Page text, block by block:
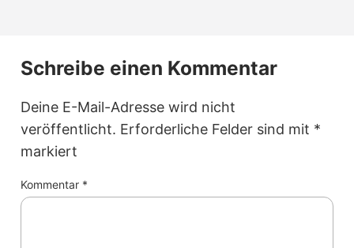
Schreibe einen Kommentar
Deine E-Mail-Adresse wird nicht
veröffentlicht. Erforderliche Felder sind mit *
markiert
Kommentar *